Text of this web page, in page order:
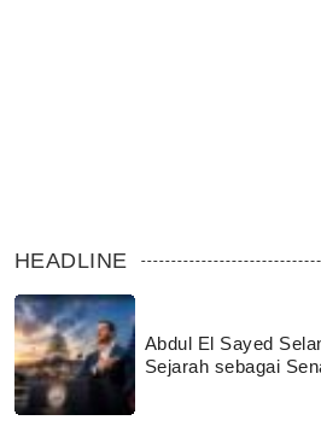
HEADLINE
Abdul El Sayed
Sejarah sebagai